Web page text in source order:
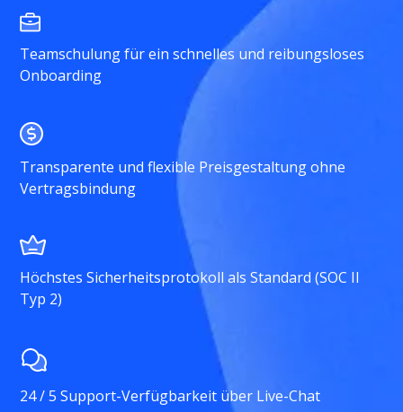
Teamschulung für ein schnelles und reibungsloses
Onboarding
Transparente und flexible Preisgestaltung ohne
Vertragsbindung
Höchstes Sicherheitsprotokoll als Standard (SOC II
Typ 2)
24 / 5 Support-Verfügbarkeit über Live-Chat